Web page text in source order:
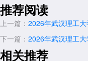
采矿工程：培养具备采矿
以上就是关于：“2026年
www.shcrgk.com
展开全文
推荐阅读
上一篇： 2026年武汉理工
下一篇： 2026年武汉理工
相关推荐